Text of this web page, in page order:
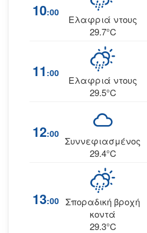
10:00
Ελαφριά ντους
29.7°C
11 :00
Ελαφριά ντους
29.5°C
12:00
Συννεφιασμένος
29.4°C
13:00 Σποραδική βροχή
κοντά
29.3°C